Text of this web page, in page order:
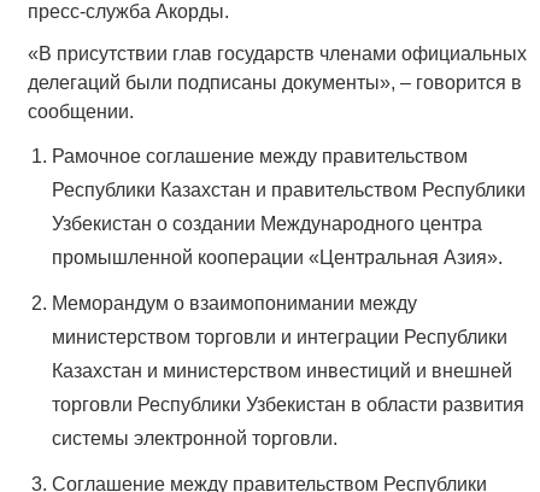
пресс-служба Акорды.
«В присутствии глав государств членами официальных
делегаций были подписаны документы», – говорится в
сообщении.
Рамочное соглашение между правительством
Республики Казахстан и правительством Республики
Узбекистан о создании Международного центра
промышленной кооперации «Центральная Азия».
Меморандум о взаимопонимании между
министерством торговли и интеграции Республики
Казахстан и министерством инвестиций и внешней
торговли Республики Узбекистан в области развития
системы электронной торговли.
Соглашение между правительством Республики